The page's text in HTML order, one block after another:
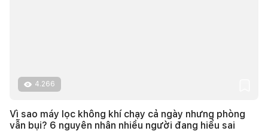
4.266
Vì sao máy lọc không khí chạy cả ngày nhưng phòng
vẫn bụi? 6 nguyên nhân nhiều người đang hiểu sai